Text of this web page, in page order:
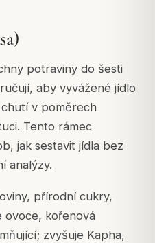
potraviny do šesti
aby vyvážené jídlo
v poměrech
Tento rámec
jak sestavit jídla bez
analýzy.
přírodní cukry,
ovoce, kořenová
zvyšuje Kapha,